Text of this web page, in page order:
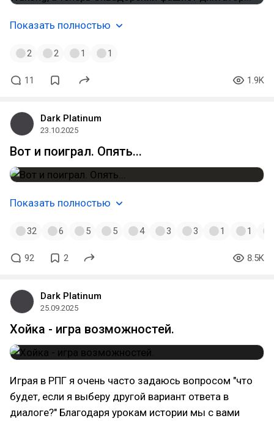
Показать полностью
2 2 1 1
11 1.9K
Dark Platinum
23.10.2025
Вот и поиграл. Опять...
Показать полностью
32 6 5 5 4 3 3 1 1
92 2 8.5K
Dark Platinum
25.09.2025
Хойка - игра возможностей.
Играя в РПГ я очень часто задаюсь вопросом "что
будет, если я выберу другой вариант ответа в
диалоге?" Благодаря урокам истории мы с вами